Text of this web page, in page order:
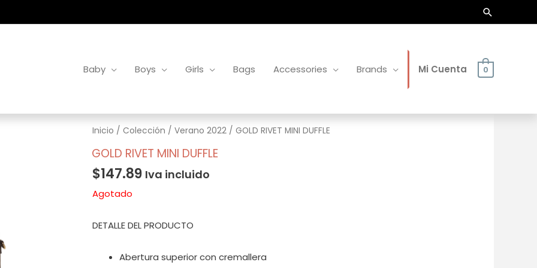
Buscar
Baby Boys Girls Bags Accessories Brands Mi Cuenta 0
Inicio / Colección / Verano 2022/ GOLD RIVET MINI DUFFLE
GOLD RIVET MINI DUFFLE
$147.89 Iva incluido
Agotado
DETALLE DEL PRODUCTO
Abertura superior con cremallera